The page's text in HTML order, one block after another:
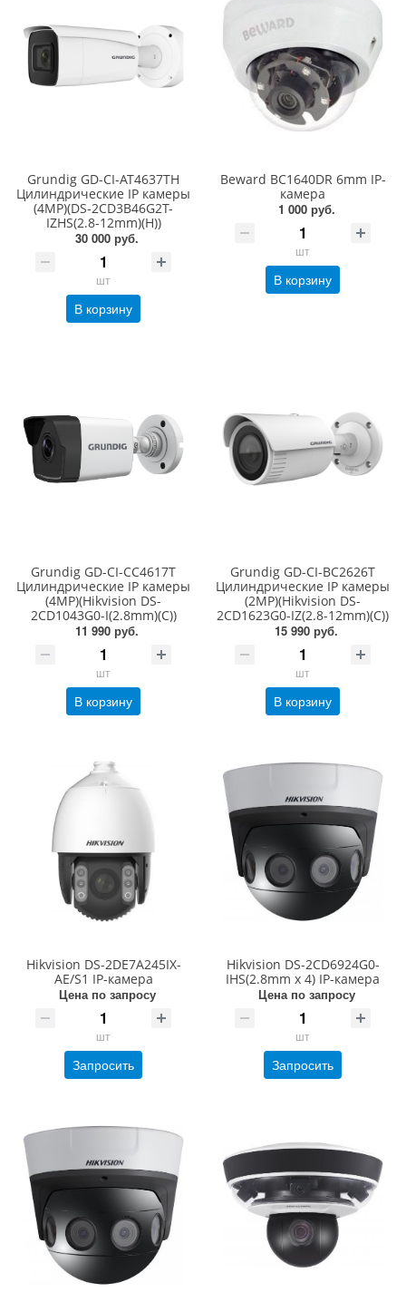
Grundig GD-CI-AT4637TH
Цилиндрические IP камеры
(4MP)(DS-2CD3B46G2T-
IZHS(2.8-12mm)(H))
30 000 руб.
шт
В корзину
Beward BC1640DR 6mm IP-
камера
1 000 руб.
шт
В корзину
Grundig GD-CI-CC4617T
Цилиндрические IP камеры
(4MP)(Hikvision DS-
2CD1043G0-I(2.8mm)(C))
11 990 руб.
шт
В корзину
Grundig GD-CI-BC2626T
Цилиндрические IP камеры
(2MP)(Hikvision DS-
2CD1623G0-IZ(2.8-12mm)(C))
15 990 руб.
шт
В корзину
Hikvision DS-2DE7A245IX-
AE/S1 IP-камера
Цена по запросу
шт
Запросить
Hikvision DS-2CD6924G0-
IHS(2.8mm x 4) IP-камера
Цена по запросу
шт
Запросить